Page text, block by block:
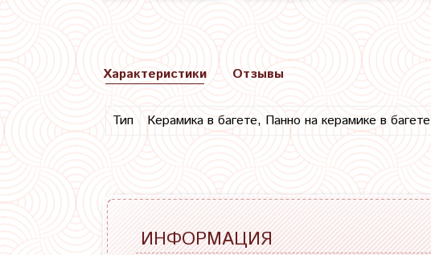
Характеристики
Тип Керамика в багете, Панно на керамике в багете
Отзывы
ИНФОРМАЦИЯ